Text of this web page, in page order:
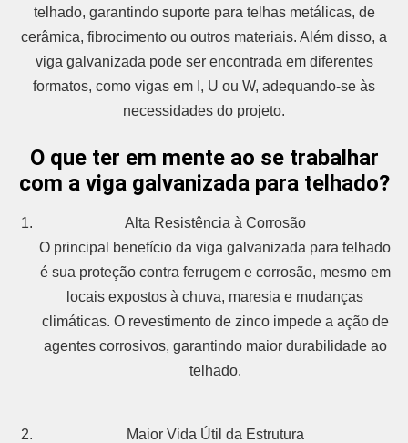
telhado, garantindo suporte para telhas metálicas, de
cerâmica, fibrocimento ou outros materiais. Além disso, a
viga galvanizada pode ser encontrada em diferentes
formatos, como vigas em I, U ou W, adequando-se às
necessidades do projeto.
O que ter em mente ao se trabalhar
com a viga galvanizada para telhado?
Alta Resistência à Corrosão
O principal benefício da viga galvanizada para telhado
é sua proteção contra ferrugem e corrosão, mesmo em
locais expostos à chuva, maresia e mudanças
climáticas. O revestimento de zinco impede a ação de
agentes corrosivos, garantindo maior durabilidade ao
telhado.
Maior Vida Útil da Estrutura